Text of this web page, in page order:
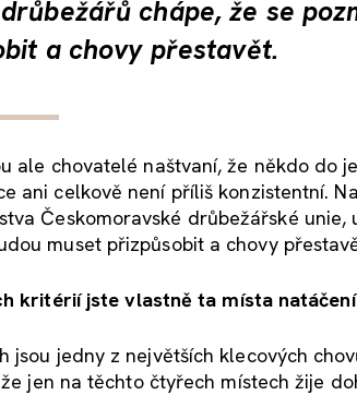
chápe, že se
a chovy přestavět.
ale chovatelé naštvaní, že někdo do
ani celkově není příliš konzistentní.
Českomoravské drůbežářské
muset přizpůsobit a chovy
kritérií jste vlastně ta místa
jsou jedny z největších klecových
jen na těchto čtyřech místech žije